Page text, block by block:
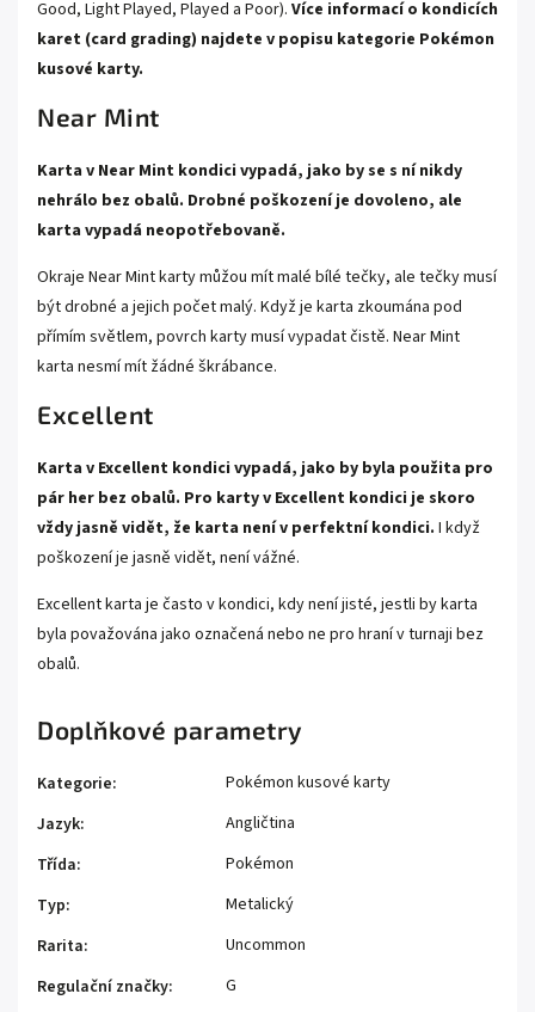
Good, Light Played, Played a Poor). Více informací o kondicích
karet (card grading) najdete v popisu kategorie Pokémon
kusové karty.
Near Mint
Karta v Near Mint kondici vypadá, jako by se s ní nikdy
nehrálo bez obalů. Drobné poškození je dovoleno, ale
karta vypadá neopotřebovaně.
Okraje Near Mint karty můžou mít malé bílé tečky, ale tečky musí
být drobné a jejich počet malý. Když je karta zkoumána pod
přímím světlem, povrch karty musí vypadat čistě. Near Mint
karta nesmí mít žádné škrábance.
Excellent
Karta v Excellent kondici vypadá, jako by byla použita pro
pár her bez obalů. Pro karty v Excellent kondici je skoro
vždy jasně vidět, že karta není v perfektní kondici. I když
poškození je jasně vidět, není vážné.
Excellent karta je často v kondici, kdy není jisté, jestli by karta
byla považována jako označená nebo ne pro hraní v turnaji bez
obalů.
Doplňkové parametry
Kategorie:
Pokémon kusové karty
Jazyk:
Angličtina
Třída:
Pokémon
Typ:
Metalický
Rarita:
Uncommon
Regulační značky:
G